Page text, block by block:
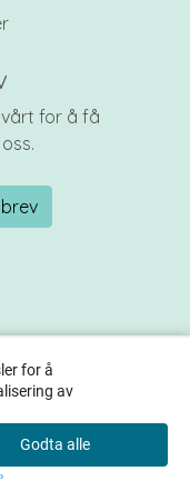
for å få
for å
av
Godta alle